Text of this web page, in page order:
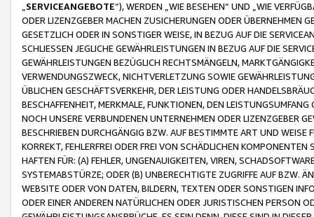
SERVICEANGEBOTE“), WERDEN „WIE BESEHEN“ UND „WIE
ODER LIZENZGEBER MACHEN ZUSICHERUNGEN ODER ÜBERNEHMEN
GESETZLICH ODER IN SONSTIGER WEISE, IN BEZUG AUF DIE
SCHLIESSEN JEGLICHE GEWÄHRLEISTUNGEN IN BEZUG AUF DIE
GEWÄHRLEISTUNGEN BEZÜGLICH RECHTSMÄNGELN,
VERWENDUNGSZWECK, NICHTVERLETZUNG SOWIE
ÜBLICHEN GESCHÄFTSVERKEHR, DER LEISTUNG ODER
BESCHAFFENHEIT, MERKMALE, FUNKTIONEN, DEN
NOCH UNSERE VERBUNDENEN UNTERNEHMEN ODER LIZENZGEBER
BESCHRIEBEN DURCHGÄNGIG BZW. AUF BESTIMMTE ART UND
KORREKT, FEHLERFREI ODER FREI VON SCHÄDLICHEN
HAFTEN FÜR: (A) FEHLER, UNGENAUIGKEITEN, VIREN,
SYSTEMABSTÜRZE; ODER (B) UNBERECHTIGTE ZUGRIFFE AUF BZW.
WEBSITE ODER VON DATEN, BILDERN, TEXTEN ODER SONSTIGEN
ODER EINER ANDEREN NATÜRLICHEN ODER JURISTISCHEN PERSON